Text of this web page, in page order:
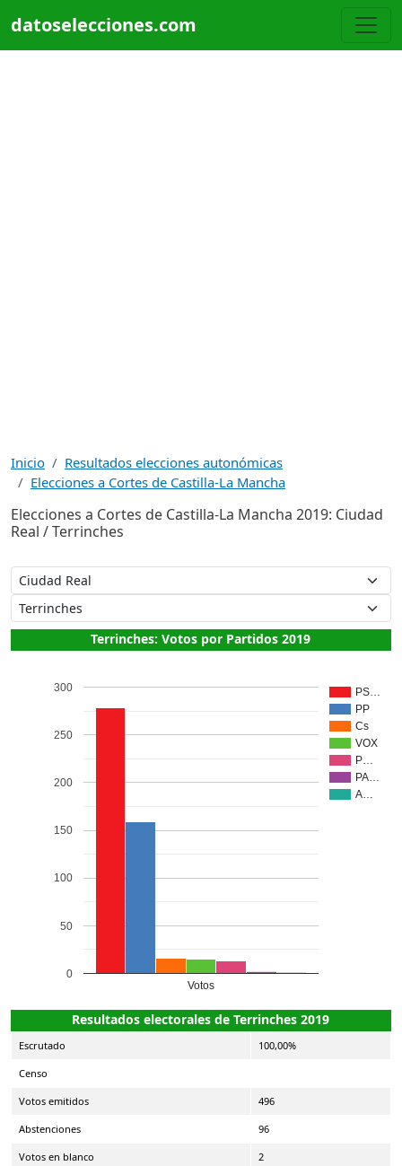
datoselecciones.com
Inicio
Resultados elecciones autonómicas
Elecciones a Cortes de Castilla-La Mancha
Elecciones a Cortes de Castilla-La Mancha 2019: Ciudad
Real / Terrinches
Terrinches: Votos por Partidos 2019
PS…
PP
Cs
VOX
P…
PA…
A…
Votos
0
50
100
150
200
250
300
Resultados electorales de Terrinches 2019
Escrutado 100,00%
Censo
Votos emitidos 496
Abstenciones 96
Votos en blanco 2